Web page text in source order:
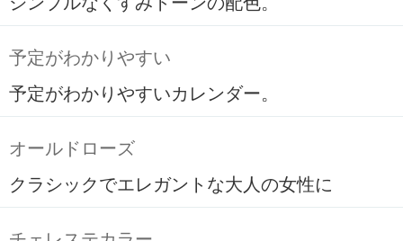
予定がわかりやすい
予定がわかりやすいカレンダー。
オールドローズ
クラシックでエレガントな大人の女性に